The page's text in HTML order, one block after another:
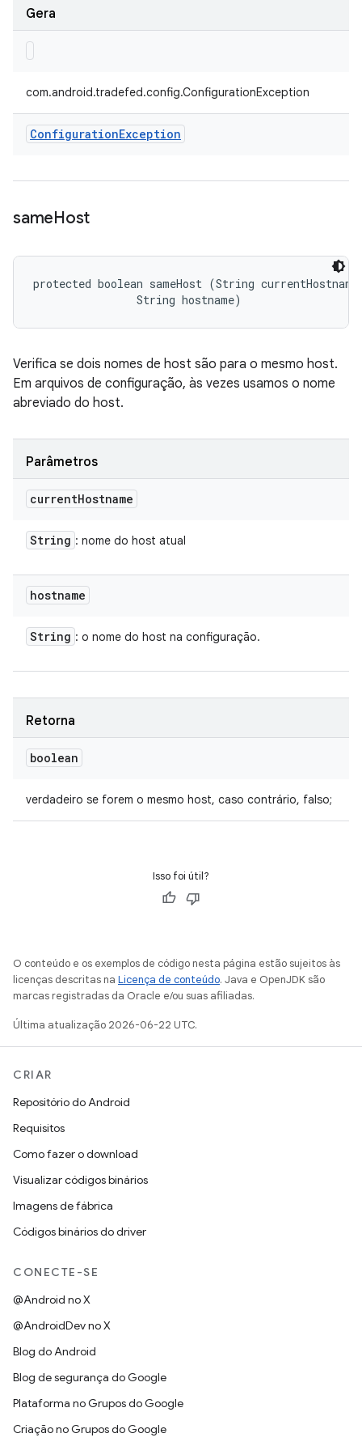
Gera
com.android.tradefed.config.ConfigurationException
ConfigurationException
sameHost
protected boolean sameHost (String
                String hostname)
Verifica se dois nomes de host são para o mesmo host.
Em arquivos de configuração, às vezes usamos o nome
abreviado do host.
Parâmetros
currentHostname
String : nome do host atual
hostname
String : o nome do host na configuração.
Retorna
boolean
verdadeiro se forem o mesmo host, caso contrário, falso;
Isso foi útil?
O conteúdo e os exemplos de código nesta página estão sujeitos às
licenças descritas na Licença de conteúdo. Java e OpenJDK são
marcas registradas da Oracle e/ou suas afiliadas.
Última atualização 2026-06-22 UTC.
CRIAR
Repositório do Android
Requisitos
Como fazer o download
Visualizar códigos binários
Imagens de fábrica
Códigos binários do driver
CONECTE-SE
@Android no X
@AndroidDev no X
Blog do Android
Blog de segurança do Google
Plataforma no Grupos do Google
Criação no Grupos do Google